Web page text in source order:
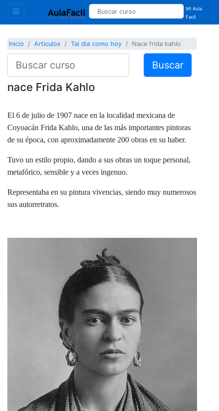
Mi Aula
Facil
Inicio Articulos Tal dia como hoy Nace frida kahlo
Buscar
nace Frida Kahlo
El 6 de julio de 1907 nace en la localidad mexicana de
Coyoacán Frida Kahlo, una de las más importantes pintoras
de su época, con aproximadamente 200 obras en su haber.
Tuvo un estilo propio, dando a sus obras un toque personal,
metafórico, sensible y a veces ingenuo.
Representaba en su pintura vivencias, siendo muy numerosos
sus autorretratos.